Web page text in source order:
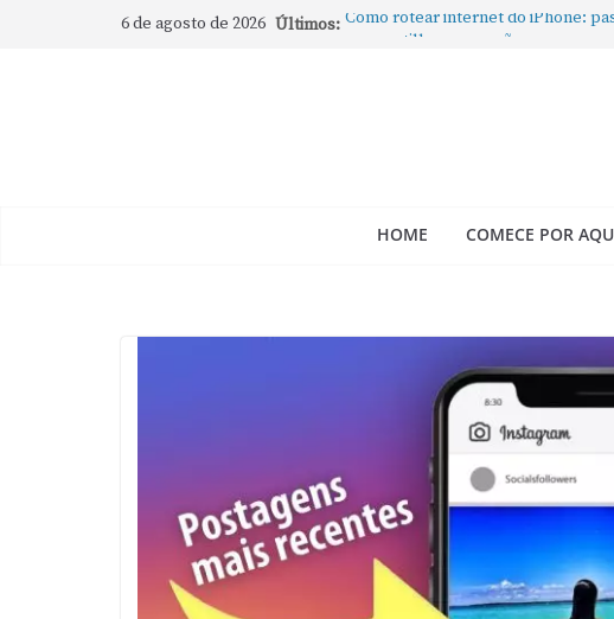
6 de agosto de 2026 Últimos: Como rotear internet do iPhone:
Como Usar os Cantos de Acesso
Como fechar rapidamente todas
Como gravar tela do MacBook:
HOME COMECE POR